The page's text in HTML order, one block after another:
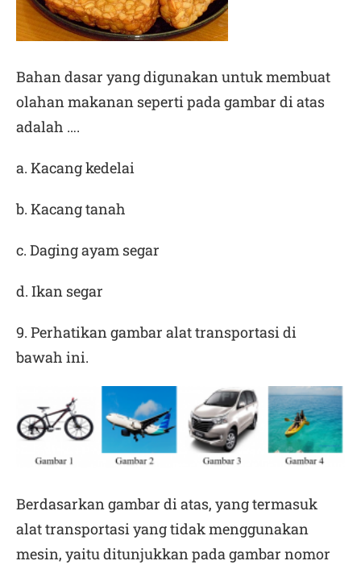
Bahan dasar yang digunakan untuk membuat
olahan makanan seperti pada gambar di atas
adalah ….
a. Kacang kedelai
b. Kacang tanah
c. Daging ayam segar
d. Ikan segar
9. Perhatikan gambar alat transportasi di
bawah ini.
Berdasarkan gambar di atas, yang termasuk
alat transportasi yang tidak menggunakan
mesin, yaitu ditunjukkan pada gambar nomor